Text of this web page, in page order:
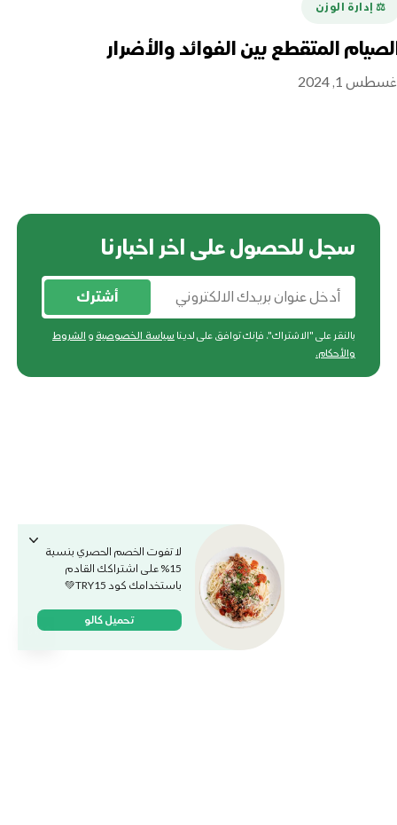
⚖️ إدارة الوزن
المتقطع بين الفوائد والأضرار
1, 2024
سجل للحصول على اخر اخبارنا
أشترك
بالنقر على "الاشتراك"، فإنك توافق على لدينا سياسة الخصوصية و الشروط
والأحكام.
لا تفوت الخصم الحصري بنسبة
15% على اشتراكك القادم
باستخدامك كود TRY15💚
تحميل كالو